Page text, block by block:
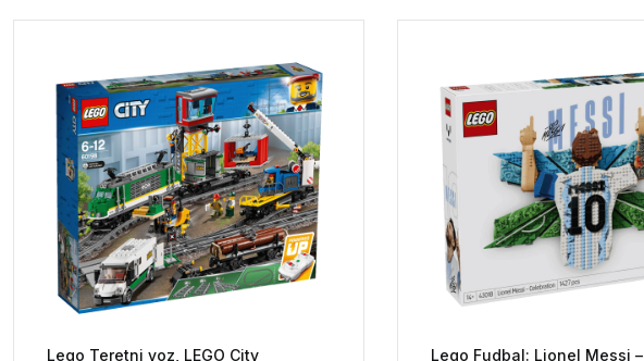
to
low
Lego Teretni voz, LEGO City
Lego Fudbal: Lionel Messi –